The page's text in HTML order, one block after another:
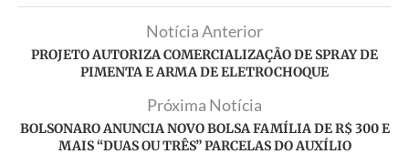
Notícia Anterior
PROJETO AUTORIZA COMERCIALIZAÇÃO DE SPRAY DE
PIMENTA E ARMA DE ELETROCHOQUE
Próxima Notícia
BOLSONARO ANUNCIA NOVO BOLSA FAMÍLIA DE R$ 300 E
MAIS “DUAS OU TRÊS” PARCELAS DO AUXÍLIO